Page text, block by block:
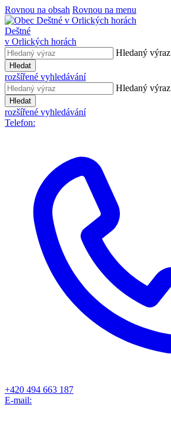
Rovnou na obsah Rovnou na menu
Deštné
v Orlických horách
Hledaný výraz
Hledat
rozšířené vyhledávání
Hledaný výraz
Hledat
rozšířené vyhledávání
Telefon:
+420 494 663 187
E-mail: